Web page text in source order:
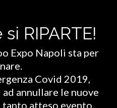
RIPARTE!
Expo Napoli sta per
Covid 2019,
annullare le nuove
atteso evento.